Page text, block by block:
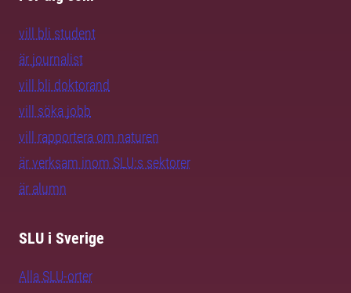
vill bli student
är journalist
vill bli doktorand
vill söka jobb
vill rapportera om naturen
är verksam inom SLU:s sektorer
är alumn
SLU i Sverige
Alla SLU-orter